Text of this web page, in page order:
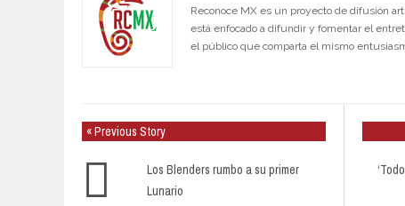
Reconoce MX es un proyecto de difusión
está enfocado a difundir y fomentar el
el público que comparta el mismo
« Previous Story
Los Blenders rumbo a su primer
Lunario